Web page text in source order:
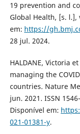
19 prevention and
Global Health, [s. l.],
em: https://
28 jul. 2024.
HALDANE, Victoria
managing the
countries. Nature
jun. 2021. ISSN
Disponível em:
021-01381-y.